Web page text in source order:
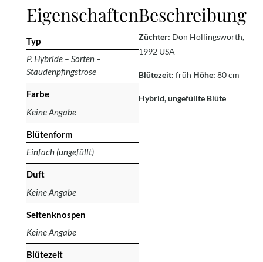
Eigenschaften
Typ
P. Hybride – Sorten –
Staudenpfingstrose
Farbe
Keine Angabe
Blütenform
Einfach (ungefüllt)
Duft
Keine Angabe
Seitenknospen
Keine Angabe
Blütezeit
Beschreibung
Züchter: Don Hollingsworth,
1992 USA
Blütezeit: früh Höhe: 80 cm
Hybrid, ungefüllte Blüte